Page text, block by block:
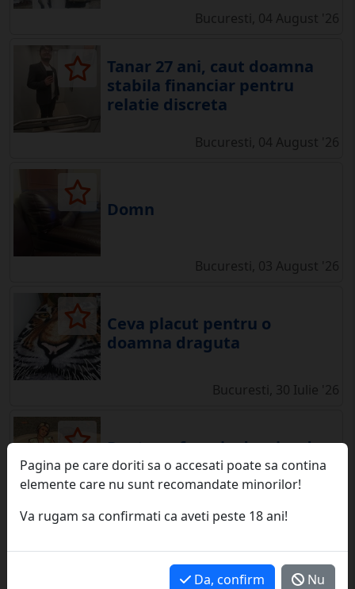
Bucuresti, 04 August '26
Tanar 27 ani, caut doamna
stabila financiar pentru
relatie discreta
Bucuresti, 04 August '26
Domn
Bucuresti, 03 August '26
Ceva placut pentru o
doamna draguta
Bucuresti, 30 Iulie '26
Pentru o femeie dornica de
cunnillingus!!!
Bucuresti, 02 August '26
Pagina pe care doriti sa o accesati poate sa contina
elemente care nu sunt recomandate minorilor!
Va rugam sa confirmati ca aveti peste 18 ani!
Da, confirm Nu